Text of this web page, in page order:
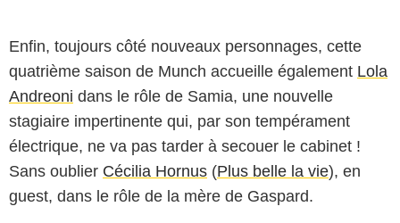
Enfin, toujours côté nouveaux personnages, cette
quatrième saison de Munch accueille également Lola
Andreoni dans le rôle de Samia, une nouvelle
stagiaire impertinente qui, par son tempérament
électrique, ne va pas tarder à secouer le cabinet !
Sans oublier Cécilia Hornus (Plus belle la vie), en
guest, dans le rôle de la mère de Gaspard.